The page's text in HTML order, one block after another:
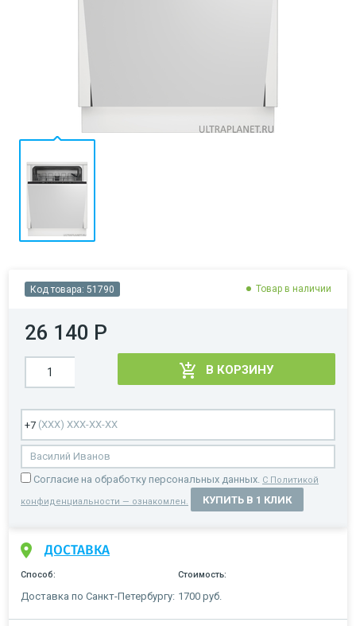
Код товара: 51790 Товар в наличии
26 140 Р
В КОРЗИНУ
Cогласие на обработку персональных данных. С Политикой
конфиденциальности — ознакомлен. КУПИТЬ В 1 КЛИК
ДОСТАВКА
Способ: Стоимость:
Доставка по Санкт-Петербургу: 1700 руб.